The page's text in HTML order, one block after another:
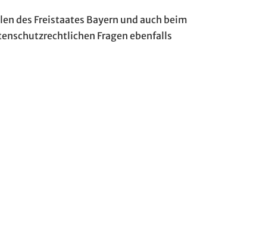
des Freistaates Bayern und auch beim
Fragen ebenfalls